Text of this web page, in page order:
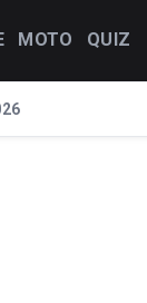
MOTO QUIZ